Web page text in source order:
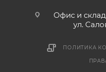
Офис и
ул.
ПОЛИТИКА